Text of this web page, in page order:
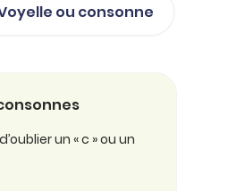
ou consonne
un « c » ou un